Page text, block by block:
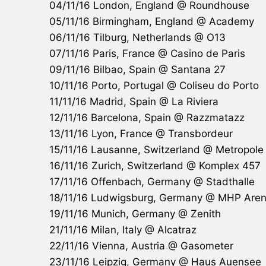
04/11/16 London, England @ Roundhouse
05/11/16 Birmingham, England @ Academy
06/11/16 Tilburg, Netherlands @ O13
07/11/16 Paris, France @ Casino de Paris
09/11/16 Bilbao, Spain @ Santana 27
10/11/16 Porto, Portugal @ Coliseu do Porto
11/11/16 Madrid, Spain @ La Riviera
12/11/16 Barcelona, Spain @ Razzmatazz
13/11/16 Lyon, France @ Transbordeur
15/11/16 Lausanne, Switzerland @ Metropole
16/11/16 Zurich, Switzerland @ Komplex 457
17/11/16 Offenbach, Germany @ Stadthalle
18/11/16 Ludwigsburg, Germany @ MHP
19/11/16 Munich, Germany @ Zenith
21/11/16 Milan, Italy @ Alcatraz
22/11/16 Vienna, Austria @ Gasometer
23/11/16 Leipzig, Germany @ Haus Auensee